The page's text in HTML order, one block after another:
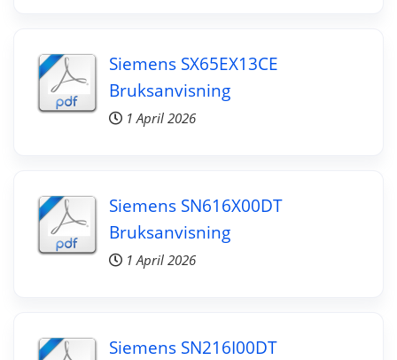
Siemens SX65EX13CE
Bruksanvisning
1 April 2026
Siemens SN616X00DT
Bruksanvisning
1 April 2026
Siemens SN216I00DT